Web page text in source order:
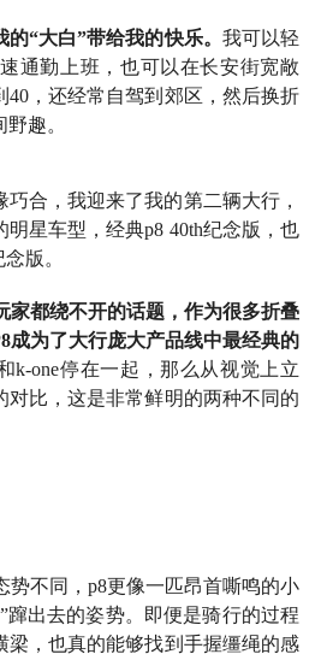
“大白”带给我的快乐。 我可以轻
通勤上班，也可以在长安街宽敞
40，还经常自驾到郊区，然后换折
趣。
巧合，我迎来了我的第二辆大行，
星车型，经典p8 40th纪念版，也
版。
家都绕不开的话题，作为很多折叠
成为了大行庞大产品线中最经典的
k-one停在一起，那么从视觉上立
对比，这是非常鲜明的两种不同的
势不同，p8更像一匹昂首嘶鸣的小
蹿出去的姿势。即便是骑行的过程
梁，也真的能够找到手握缰绳的感